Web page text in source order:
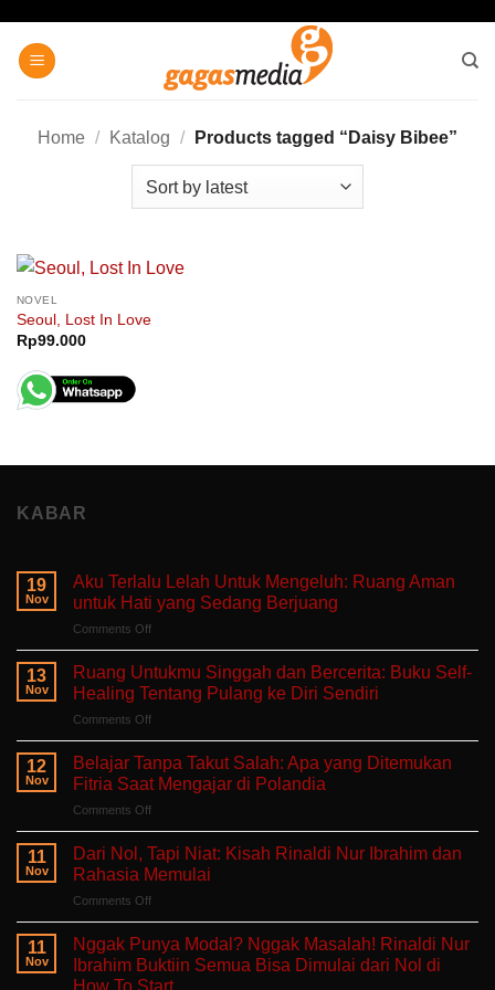
content
Home / Katalog / Products tagged “Daisy Bibee”
NOVEL
Seoul, Lost In Love
Rp99.000
KABAR
19
Nov
Aku Terlalu Lelah Untuk Mengeluh: Ruang Aman
untuk Hati yang Sedang Berjuang
Comments Offon
Terlalu
Untuk
Mengeluh:
Ruang
Aman
untuk
Sedang
Berjuang
13
Nov
Ruang Untukmu Singgah dan Bercerita: Buku Self-
Healing Tentang Pulang ke Diri Sendiri
Comments Offon
Untukmu
Singgah
dan
Bercerita:
Buku
Self-
Healing
ke
Diri
Sendiri
12
Nov
Belajar Tanpa Takut Salah: Apa yang Ditemukan
Fitria Saat Mengajar di Polandia
Comments Offon
Tanpa
Takut
Salah:
Apa
yang
Ditemukan
Fitria
Saat
11
Nov
Dari Nol, Tapi Niat: Kisah Rinaldi Nur Ibrahim dan
Rahasia Memulai
Comments Offon
Tapi
Niat:
11
Nov
Nggak Punya Modal? Nggak Masalah! Rinaldi Nur
Ibrahim Buktiin Semua Bisa Dimulai dari Nol di
How To Start